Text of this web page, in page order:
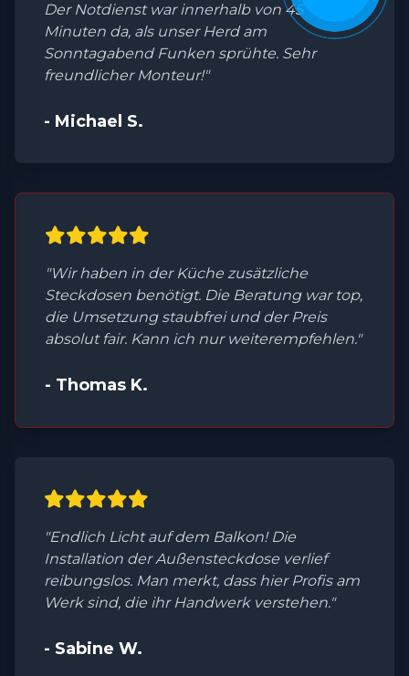
Der Notdienst war innerhalb von 45
Minuten da, als unser Herd am
Sonntagabend Funken sprühte. Sehr
freundlicher Monteur!"
- Michael S.
"Wir haben in der Küche zusätzliche
Steckdosen benötigt. Die Beratung war top,
die Umsetzung staubfrei und der Preis
absolut fair. Kann ich nur weiterempfehlen."
- Thomas K.
"Endlich Licht auf dem Balkon! Die
Installation der Außensteckdose verlief
reibungslos. Man merkt, dass hier Profis am
Werk sind, die ihr Handwerk verstehen."
- Sabine W.